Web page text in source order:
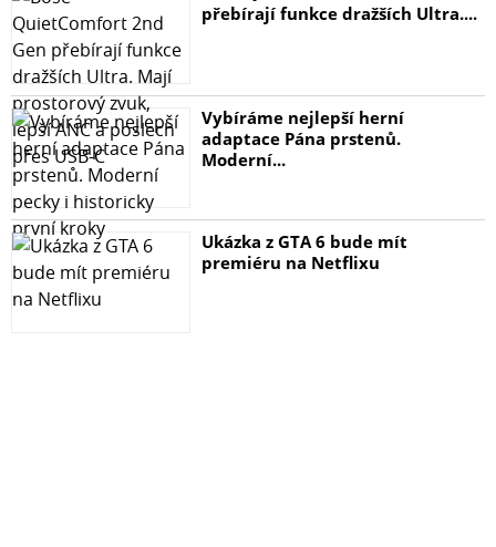
přebírají funkce dražších Ultra....
Vybíráme nejlepší herní
adaptace Pána prstenů.
Moderní...
Ukázka z GTA 6 bude mít
premiéru na Netflixu